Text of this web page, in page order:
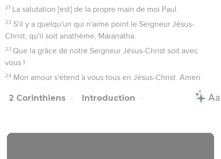
21 La salutation [est] de la propre main de moi Paul.
22 S'il y a quelqu'un qui n'aime point le Seigneur Jésus-
Christ, qu'il soit anathème, Maranatha.
23 Que la grâce de notre Seigneur Jésus-Christ soit avec
vous !
24 Mon amour s'étend à vous tous en Jésus-Christ. Amen.
2 Corinthiens Introduction